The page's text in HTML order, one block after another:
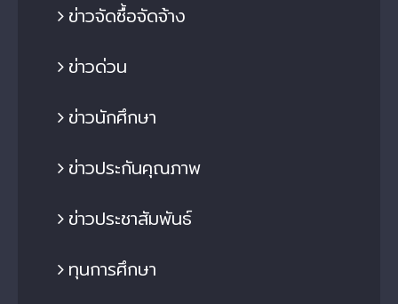
ข่าวจัดซื้อจัดจ้าง
ข่าวด่วน
ข่าวนักศึกษา
ข่าวประกันคุณภาพ
ข่าวประชาสัมพันธ์
ทุนการศึกษา